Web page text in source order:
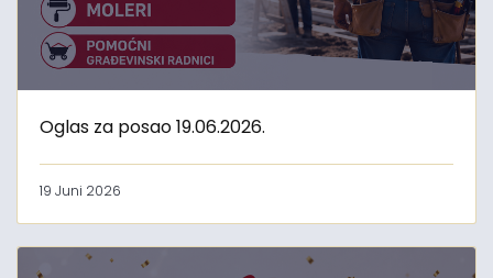
Oglas za posao 19.06.2026.
19 Juni 2026